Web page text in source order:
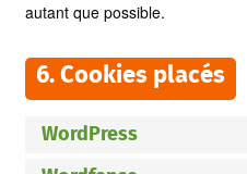
autant que possible.
6. Cookies placés
WordPress